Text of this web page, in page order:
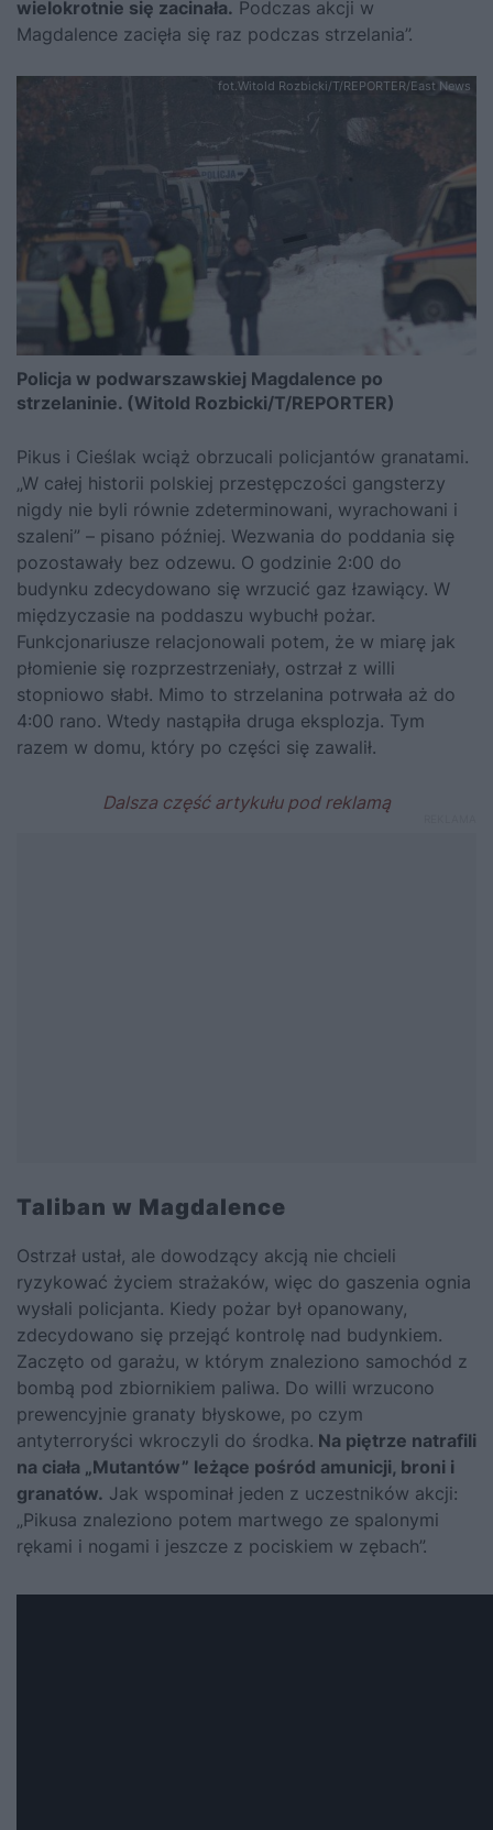
wielokrotnie się zacinała. Podczas akcji w
Magdalence zacięła się raz podczas strzelania”.
fot.Witold Rozbicki/T/REPORTER/East News
Policja w podwarszawskiej Magdalence po
strzelaninie. (Witold Rozbicki/T/REPORTER)
Pikus i Cieślak wciąż obrzucali policjantów granatami.
„W całej historii polskiej przestępczości gangsterzy
nigdy nie byli równie zdeterminowani, wyrachowani i
szaleni” – pisano później. Wezwania do poddania się
pozostawały bez odzewu. O godzinie 2:00 do
budynku zdecydowano się wrzucić gaz łzawiący. W
międzyczasie na poddaszu wybuchł pożar.
Funkcjonariusze relacjonowali potem, że w miarę jak
płomienie się rozprzestrzeniały, ostrzał z willi
stopniowo słabł. Mimo to strzelanina potrwała aż do
4:00 rano. Wtedy nastąpiła druga eksplozja. Tym
razem w domu, który po części się zawalił.
Taliban w Magdalence
Ostrzał ustał, ale dowodzący akcją nie chcieli
ryzykować życiem strażaków, więc do gaszenia ognia
wysłali policjanta. Kiedy pożar był opanowany,
zdecydowano się przejąć kontrolę nad budynkiem.
Zaczęto od garażu, w którym znaleziono samochód z
bombą pod zbiornikiem paliwa. Do willi wrzucono
prewencyjnie granaty błyskowe, po czym
antyterroryści wkroczyli do środka. Na piętrze natrafili
na ciała „Mutantów” leżące pośród amunicji, broni i
granatów. Jak wspominał jeden z uczestników akcji:
„Pikusa znaleziono potem martwego ze spalonymi
rękami i nogami i jeszcze z pociskiem w zębach”.